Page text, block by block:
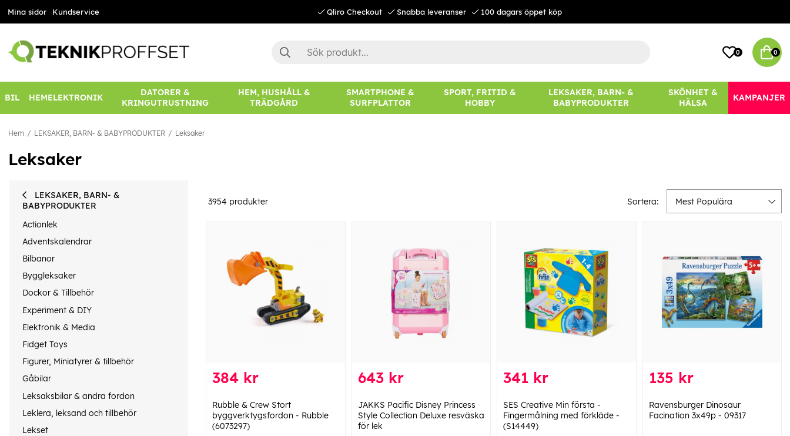
Mina sidor Kundservice Qliro Checkout Snabba leveranser 100 dagars öppet köp
0 0
BIL HEMELEKTRONIK
DATORER &
KRINGUTRUSTNING
HEM, HUSHÅLL &
TRÄDGÅRD
SMARTPHONE &
SURFPLATTOR
SPORT, FRITID &
HOBBY
LEKSAKER, BARN- &
BABYPRODUKTER
SKÖNHET &
HÄLSA
KAMPANJER
Hem LEKSAKER, BARN- & BABYPRODUKTER Leksaker
Leksaker
LEKSAKER, BARN- &
BABYPRODUKTER
Actionlek
Adventskalendrar
Bilbanor
Byggleksaker
Dockor & Tillbehör
Experiment & DIY
Elektronik & Media
Fidget Toys
Figurer, Miniatyrer & tillbehör
Gåbilar
Leksaksbilar & andra fordon
Leklera, leksand och tillbehör
Lekset
3954 produkter Sortera: Mest Populära
384 kr
Rubble & Crew Stort
byggverktygsfordon - Rubble
(6073297)
643 kr
JAKKS Pacific Disney Princess
Style Collection Deluxe resväska
för lek
341 kr
SES Creative Min första -
Fingermålning med förkläde -
(S14449)
135 kr
Ravensburger Dinosaur
Facination 3x49p - 09317